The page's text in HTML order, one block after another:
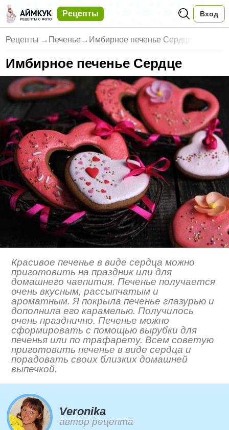
Рецепты Вход
Рецепты → Печенье → Имбирное печенье Сердце
Имбирное печенье Сердце
Красивое печенье в виде сердца можно
приготовить на праздник или для
домашнего чаепития. Печенье получается
очень вкусным, рассыпчатым и
ароматным. Я покрыла печенье глазурью и
дополнила его карамелью. Получилось
очень празднично. Печенье можно
сформировать с помощью вырубки для
печенья или по трафарету. Всем советую
приготовить печенье в виде сердца и
порадовать своих близких домашней
выпечкой.
Veronika
автор рецепта